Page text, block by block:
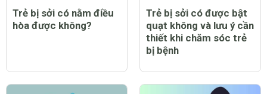
Trẻ bị sởi có nằm điều
hòa được không?
Trẻ bị sởi có được bật
quạt không và lưu ý cần
thiết khi chăm sóc trẻ
bị bệnh